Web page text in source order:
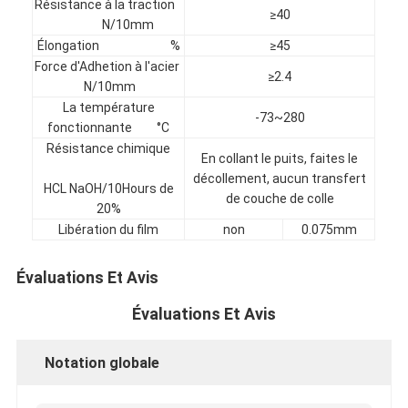
Visite d'usine
Contrôle de qualité
Contactez-nous
Bande adhésive d'isolation
Bande d'isolation de tissu en verre
Résistance à la traction
N/10mm
≥40
Élongation %
≥45
Force d'Adhetion à l'acier
N/10mm
≥2.4
La température
fonctionnante °C
-73~280
Résistance chimique
HCL NaOH/10Hours de
20%
En collant le puits, faites le
décollement, aucun transfert
de couche de colle
Libération du film non 0.075mm
Évaluations Et Avis
Évaluations Et Avis
Notation globale